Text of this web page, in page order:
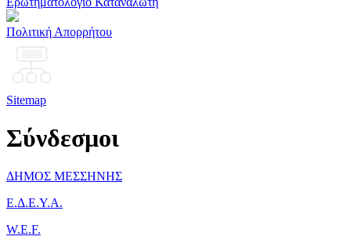
Πολιτική Απορρήτου
Sitemap
Σύνδεσμοι
ΔΗΜΟΣ ΜΕΣΣΗΝΗΣ
Ε.Δ.Ε.Υ.Α.
W.E.F.